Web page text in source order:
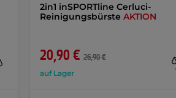
2in1 inSPORTline Cerluci-
Reinigungsbürste AKTION
20,90 € 26,90 €
auf Lager